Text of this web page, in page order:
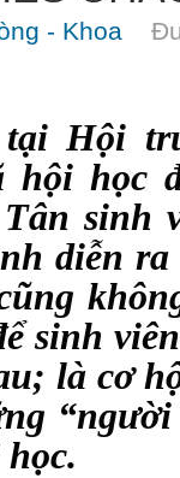
- Khoa
tại Hội
hội học
sinh
diễn
sinh
; làcơ
“